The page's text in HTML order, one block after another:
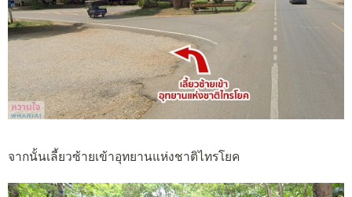
จากนั้นเลี้ยวซ้ายเข้าอุทยานแห่งชาติไทรโยค